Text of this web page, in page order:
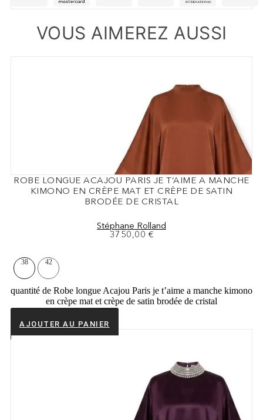
VOUS AIMEREZ AUSSI
ROBE LONGUE ACAJOU PARIS JE T’AIME A MANCHE
KIMONO EN CRÈPE MAT ET CRÈPE DE SATIN
BRODÉE DE CRISTAL
Stéphane Rolland
3750,00 €
38 42
quantité de Robe longue Acajou Paris je t’aime a manche kimono
en crèpe mat et crèpe de satin brodée de cristal
AJOUTER AU PANIER